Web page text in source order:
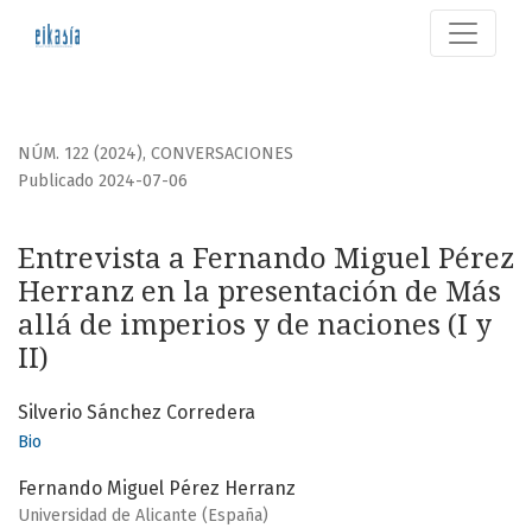
Entrevista a Fernando Miguel Pérez Herranz en la
NÚM. 122 (2024), CONVERSACIONES
Entrevista a Fernando Miguel Pérez
Herranz en la presentación de Más
allá de imperios y de naciones (I y
II)
Publicado 2024-07-06
Silverio Sánchez Corredera
Bio
Fernando Miguel Pérez Herranz
Universidad de Alicante (España)